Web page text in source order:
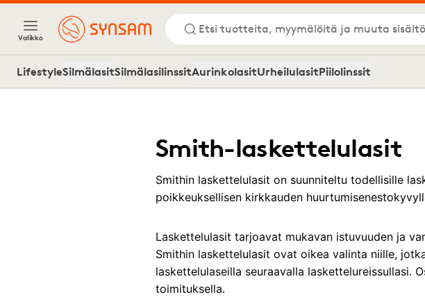
Valikko
Etsi tuotteita, myymälöitä ja muuta
LifestyleSilmälasitSilmälasilinssitAurinkolasitUrheilulasitPiilolinssit
Smith-laskettelulasit
Smithin laskettelulasit on suunniteltu todellisille
poikkeuksellisen kirkkauden
Laskettelulasit tarjoavat mukavan istuvuuden ja
Smithin laskettelulasit ovat oikea valinta niille,
laskettelulaseilla seuraavalla laskettelureissullasi.
toimituksella.